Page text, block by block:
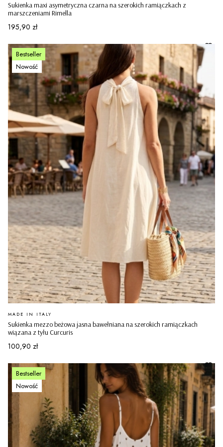
Sukienka maxi asymetryczna czarna na szerokich ramiączkach z
marszczeniami Rimella
Cena
195,90 zł
Bestseller
Nowość
Sukienka mezzo beżowa jasna bawełniana na szerokich ramiączkach
wiązana z tyłu Curcuris
PRODUCENT
MADE IN ITALY
Cena
100,90 zł
Bestseller
Nowość